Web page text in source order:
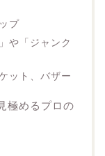
プ
や「ジャンク
ット、バザー
めるプロの